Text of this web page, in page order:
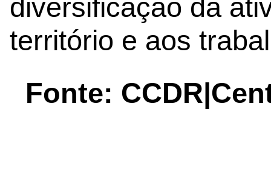
diversificação da
território e aos
Fonte: